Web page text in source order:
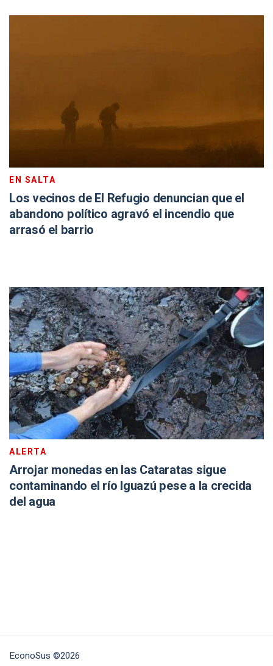
EN SALTA
Los vecinos de El Refugio denuncian que el
abandono político agravó el incendio que
arrasó el barrio
ALERTA
Arrojar monedas en las Cataratas sigue
contaminando el río Iguazú pese a la crecida
del agua
EconoSus ©2026